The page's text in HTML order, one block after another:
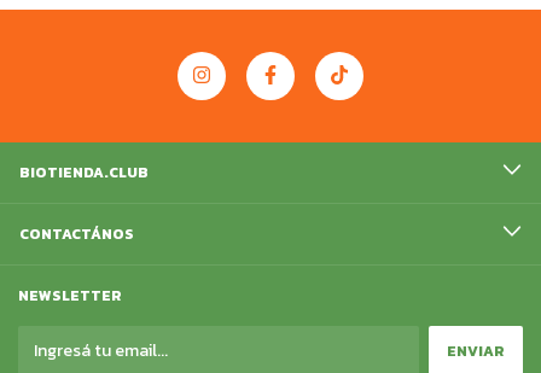
BIOTIENDA.CLUB
CONTACTÁNOS
NEWSLETTER